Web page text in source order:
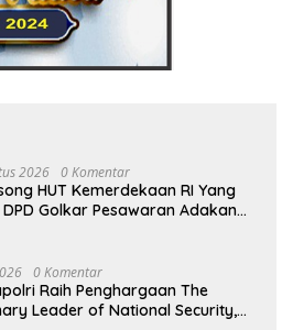
2026 0 Komentar
HUT Kemerdekaan RI Yang
DPD Golkar Pesawaran Adakan
0 Komentar
Raih Penghargaan The
Leader of National Security,